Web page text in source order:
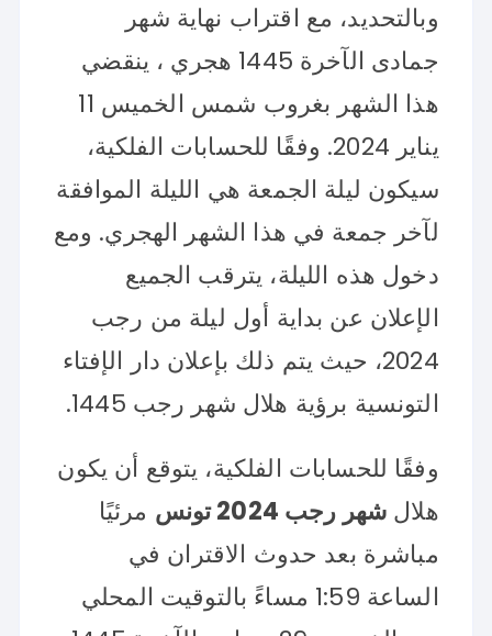
وبالتحديد، مع اقتراب نهاية شهر
جمادى الآخرة 1445 هجري ، ينقضي
هذا الشهر بغروب شمس الخميس 11
يناير 2024. وفقًا للحسابات الفلكية،
سيكون ليلة الجمعة هي الليلة الموافقة
لآخر جمعة في هذا الشهر الهجري. ومع
دخول هذه الليلة، يترقب الجميع
الإعلان عن بداية أول ليلة من رجب
2024، حيث يتم ذلك بإعلان دار الإفتاء
التونسية برؤية هلال شهر رجب 1445.
وفقًا للحسابات الفلكية، يتوقع أن يكون
هلال شهر رجب 2024 تونس
مرئيًا
مباشرة بعد حدوث الاقتران في
الساعة 1:59 مساءً بالتوقيت المحلي